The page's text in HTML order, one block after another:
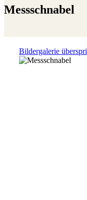
Messschnabel
Bildergalerie